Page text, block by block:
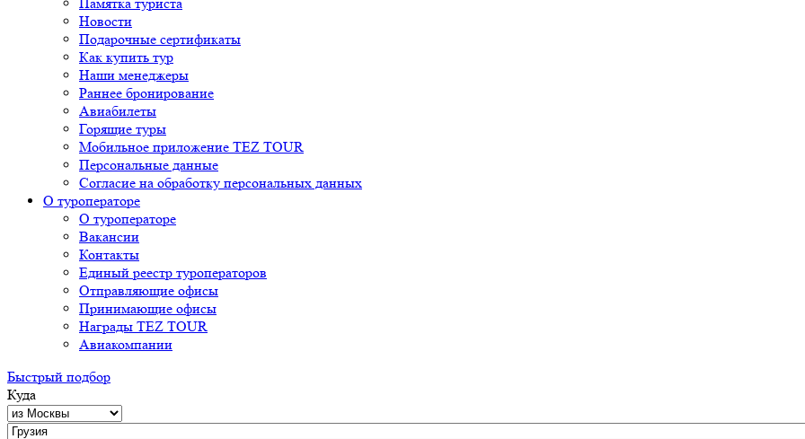
Новости
Подарочные сертификаты
Как купить тур
Наши менеджеры
Раннее бронирование
Авиабилеты
Горящие туры
Мобильное приложение TEZ TOUR
Персональные данные
Согласие на обработку персональных данных
О туроператоре
О туроператоре
Вакансии
Контакты
Единый реестр туроператоров
Отправляющие офисы
Принимающие офисы
Награды TEZ TOUR
Авиакомпании
Быстрый подбор
Куда